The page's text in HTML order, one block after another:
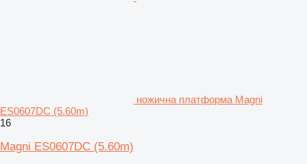
ножична платформа Magni
ES0607DC (5.60m)
16
Magni ES0607DC (5.60m)